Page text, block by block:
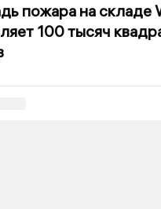
пожара на складе
100 тысяч